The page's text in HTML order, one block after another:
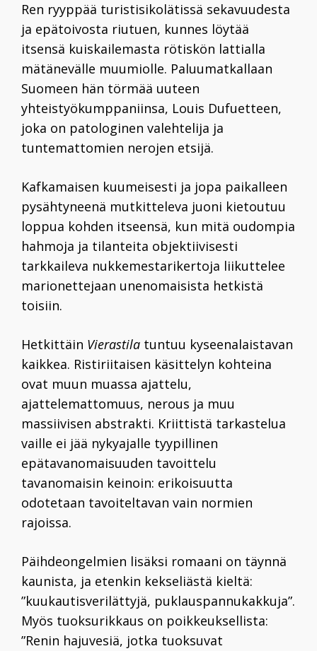
Ren ryyppää turistisikolätissä sekavuudesta
ja epätoivosta riutuen, kunnes löytää
itsensä kuiskailemasta rötiskön lattialla
mätänevälle muumiolle. Paluumatkallaan
Suomeen hän törmää uuteen
yhteistyökumppaniinsa, Louis Dufuetteen,
joka on patologinen valehtelija ja
tuntemattomien nerojen etsijä.
Kafkamaisen kuumeisesti ja jopa paikalleen
pysähtyneenä mutkitteleva juoni kietoutuu
loppua kohden itseensä, kun mitä oudompia
hahmoja ja tilanteita objektiivisesti
tarkkaileva nukkemestarikertoja liikuttelee
marionettejaan unenomaisista hetkistä
toisiin.
Hetkittäin Vierastila tuntuu kyseenalaistavan
kaikkea. Ristiriitaisen käsittelyn kohteina
ovat muun muassa ajattelu,
ajattelemattomuus, nerous ja muu
massiivisen abstrakti. Kriittistä tarkastelua
vaille ei jää nykyajalle tyypillinen
epätavanomaisuuden tavoittelu
tavanomaisin keinoin: erikoisuutta
odotetaan tavoiteltavan vain normien
rajoissa.
Päihdeongelmien lisäksi romaani on täynnä
kaunista, ja etenkin kekseliästä kieltä:
”kuukautisverilättyjä, puklauspannukakkuja”.
Myös tuoksurikkaus on poikkeuksellista:
”Renin hajuvesiä, jotka tuoksuvat